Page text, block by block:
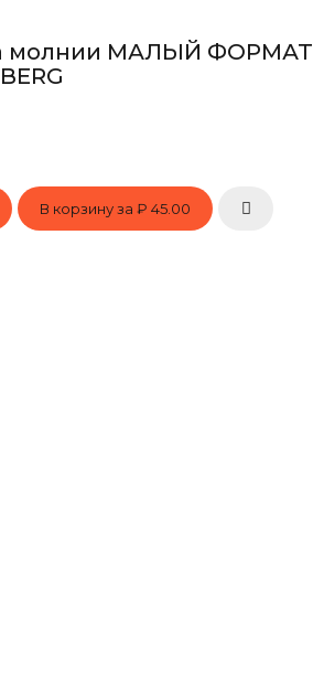
молнии МАЛЫЙ ФОРМАТ
В корзину за ₽ 45.00